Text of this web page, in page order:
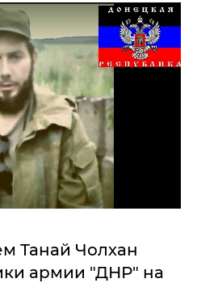
Танай Чолхан
армии "ДНР" на